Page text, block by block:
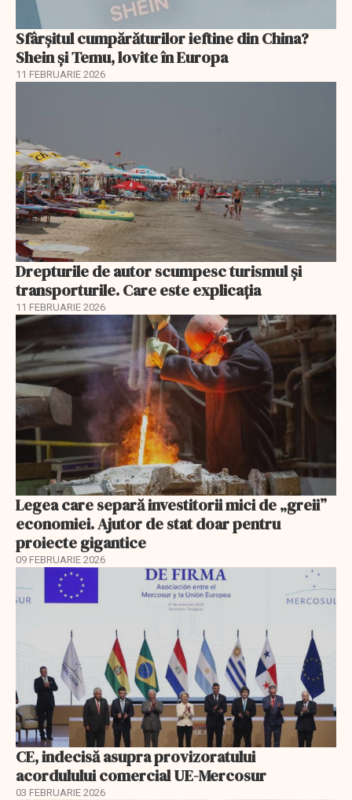
Sfârșitul cumpărăturilor ieftine din China?
Shein și Temu, lovite în Europa
11 FEBRUARIE 2026
Drepturile de autor scumpesc turismul și
transporturile. Care este explicația
11 FEBRUARIE 2026
Legea care separă investitorii mici de „greii”
economiei. Ajutor de stat doar pentru
proiecte gigantice
09 FEBRUARIE 2026
CE, indecisă asupra provizoratului
acordulului comercial UE-Mercosur
03 FEBRUARIE 2026